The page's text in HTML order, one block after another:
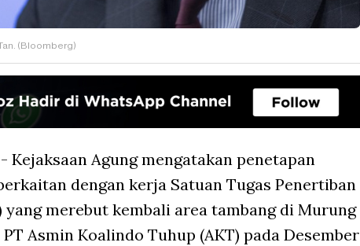
(Bloomberg)
Kejaksaan Agung mengatakan penetapan
dengan kerja Satuan Tugas Penertiban
yang merebut kembali area tambang di Murung
Asmin Koalindo Tuhup (AKT) pada Desember